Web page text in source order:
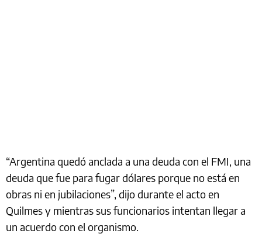
“Argentina quedó anclada a una deuda con el FMI, una
deuda que fue para fugar dólares porque no está en
obras ni en jubilaciones”, dijo durante el acto en
Quilmes y mientras sus funcionarios intentan llegar a
un acuerdo con el organismo.